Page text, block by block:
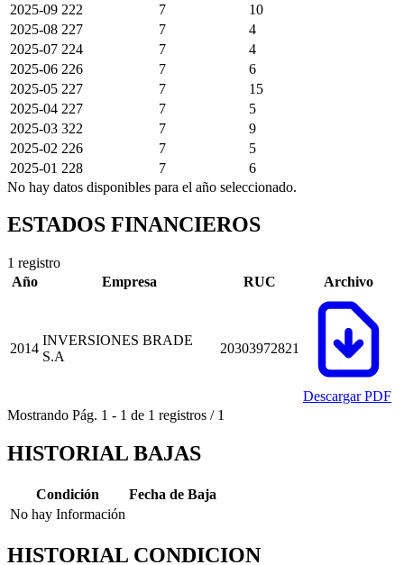
2025-09 222 7
10
2025-08 227 7
4
2025-07 224 7
4
2025-06 226 7
6
2025-05 227 7
15
2025-04 227 7
5
2025-03 322 7
9
2025-02 226 7
5
2025-01 228 7
6
No hay datos disponibles para el año seleccionado.
ESTADOS FINANCIEROS
1 registro
Año
Empresa RUC Archivo
2014
INVERSIONES BRADE
S.A
20303972821
Descargar PDF
Mostrando Pág. 1 - 1 de 1 registros / 1
HISTORIAL BAJAS
Condición
Fecha de Baja
No hay Información
HISTORIAL CONDICION